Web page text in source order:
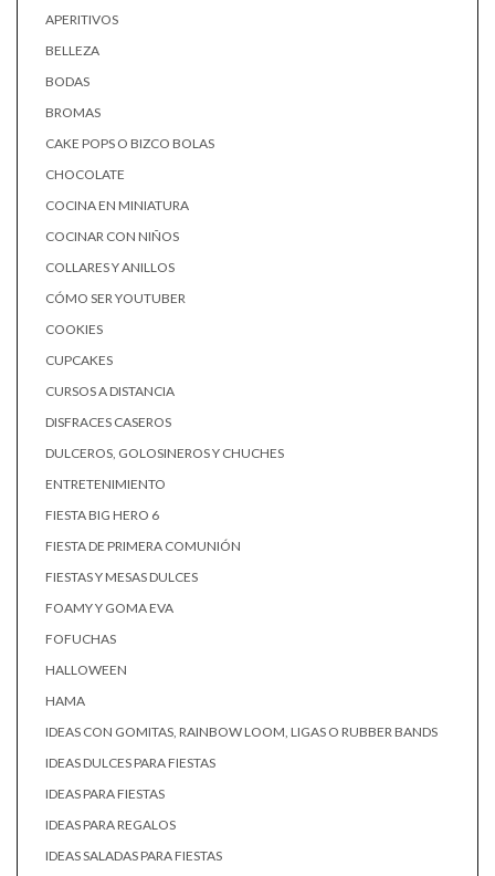
APERITIVOS
BELLEZA
BODAS
BROMAS
CAKE POPS O BIZCO BOLAS
CHOCOLATE
COCINA EN MINIATURA
COCINAR CON NIÑOS
COLLARES Y ANILLOS
CÓMO SER YOUTUBER
COOKIES
CUPCAKES
CURSOS A DISTANCIA
DISFRACES CASEROS
DULCEROS, GOLOSINEROS Y CHUCHES
ENTRETENIMIENTO
FIESTA BIG HERO 6
FIESTA DE PRIMERA COMUNIÓN
FIESTAS Y MESAS DULCES
FOAMY Y GOMA EVA
FOFUCHAS
HALLOWEEN
HAMA
IDEAS CON GOMITAS, RAINBOW LOOM, LIGAS O RUBBER BANDS
IDEAS DULCES PARA FIESTAS
IDEAS PARA FIESTAS
IDEAS PARA REGALOS
IDEAS SALADAS PARA FIESTAS